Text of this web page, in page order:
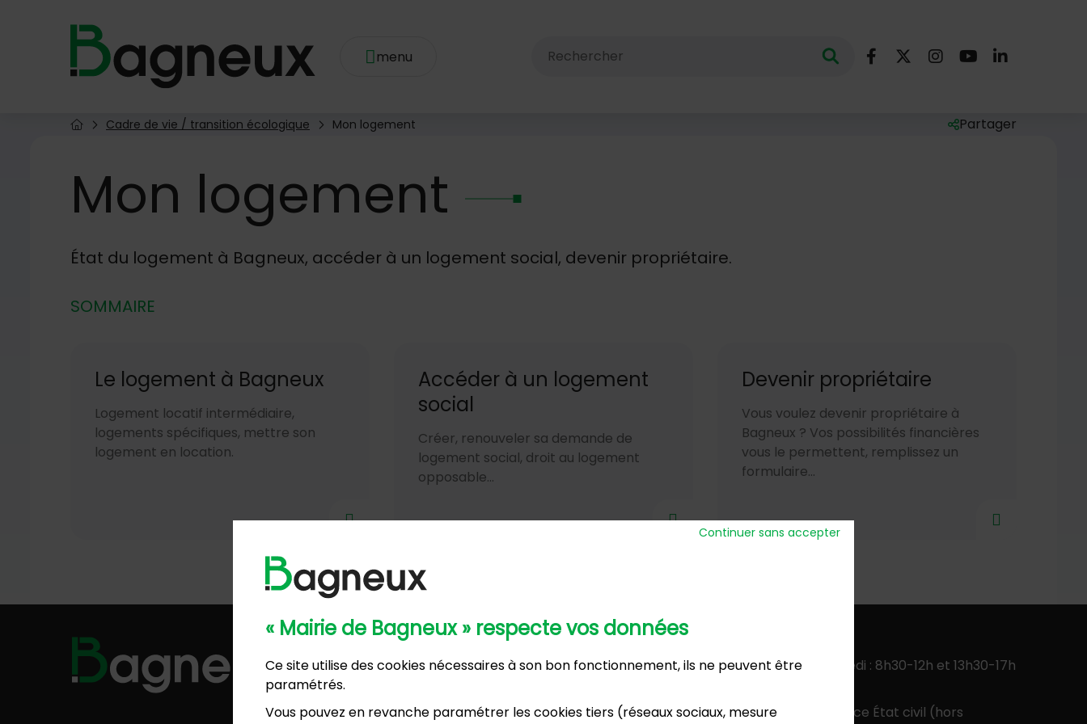
« Mairie de Bagneux » respecte vos données
Ce site utilise des cookies nécessaires à son bon fonctionnement, ils ne peuvent être
paramétrés.
Vous pouvez en revanche paramétrer les cookies tiers (réseaux sociaux, mesure
Continuer sans accepter
Retour à l'accueil Rechercher dans le site avec des mots clés au minimum de 3 caractères
Lancer la recherche
Nous suivre
Facebook
X (Twitter)
Instagram
YouTubeLinkedIn
Page d'accueil du site
Cadre de vie / transition écologique Mon logement Liste des liens de
Partager
Mon logement
État du logement à Bagneux, accéder à un logement social, devenir propriétaire.
SOMMAIRE
Le logement à Bagneux
Logement locatif intermédiaire,
logements spécifiques, mettre son
logement en location.
Accéder à un logement
social
Créer, renouveler sa demande de
logement social, droit au logement
opposable...
Devenir propriétaire
Vous voulez devenir propriétaire à
Bagneux ? Vos possibilités financières
vous le permettent, remplissez un
formulaire...
57, avenue Henri Ravera - 92220 Bagneux
01 42 31 60 00
Lundi, mercredi, jeudi, vendredi : 8h30-12h et 13h30-17h
Samedi : 9h-12h pour le service État civil (hors